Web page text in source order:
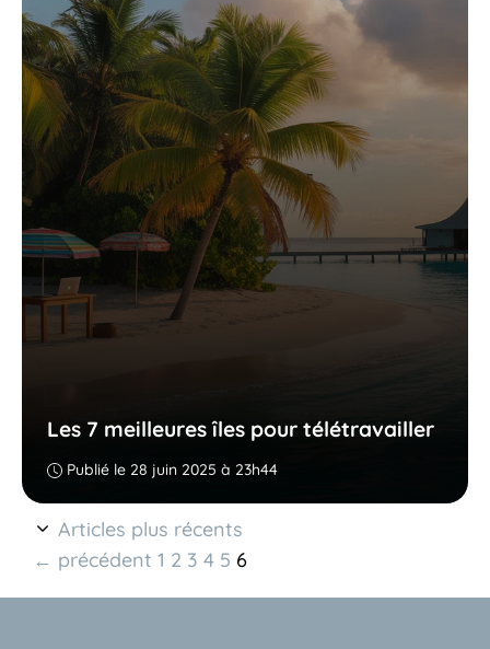
Les 7 meilleures îles pour télétravailler
Publié le 28 juin 2025 à 23h44
Articles plus récents
← précédent Page
1 Page
2 Page
3 Page
4 Page
5 Page
6